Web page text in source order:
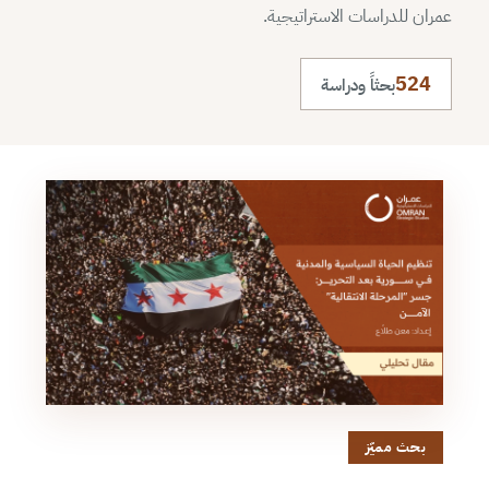
عمران للدراسات الاستراتيجية.
524بحثاً ودراسة
بحث مميّز